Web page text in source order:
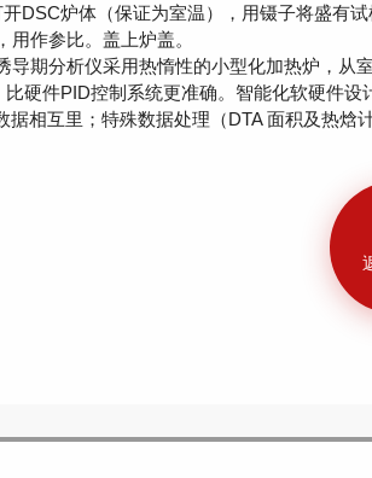
炉体（保证为室温），用镊子将盛有试
用作参比。盖上炉盖。
期分析仪采用热惰性的小型化加热炉，从
比硬件PID控制系统更准确。智能化软硬件
据相互里；特殊数据处理（DTA 面积及热焓